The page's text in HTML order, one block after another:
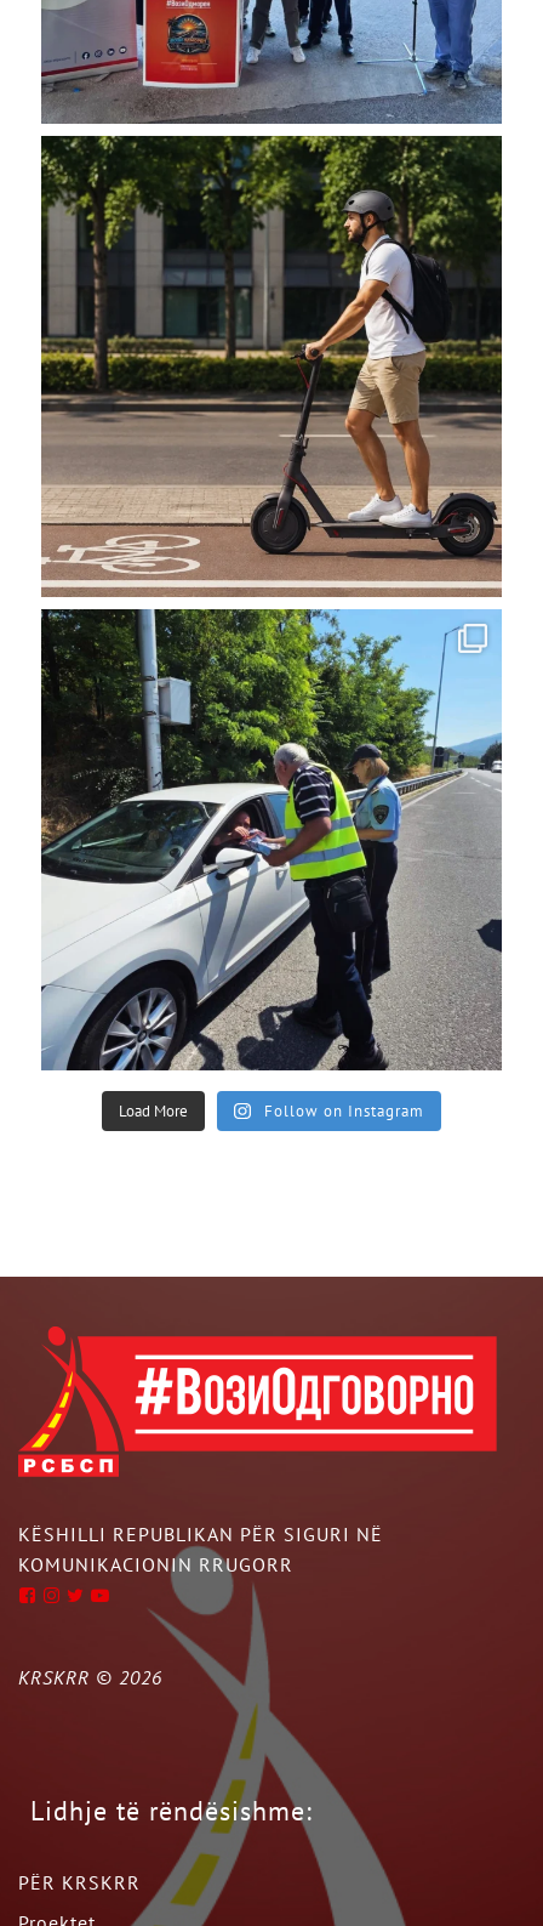
Load More Follow on Instagram
KËSHILLI REPUBLIKAN PËR SIGURI NË
KOMUNIKACIONIN RRUGORR
KRSKRR © 2026
Lidhje të rëndësishme:
PËR KRSKRR